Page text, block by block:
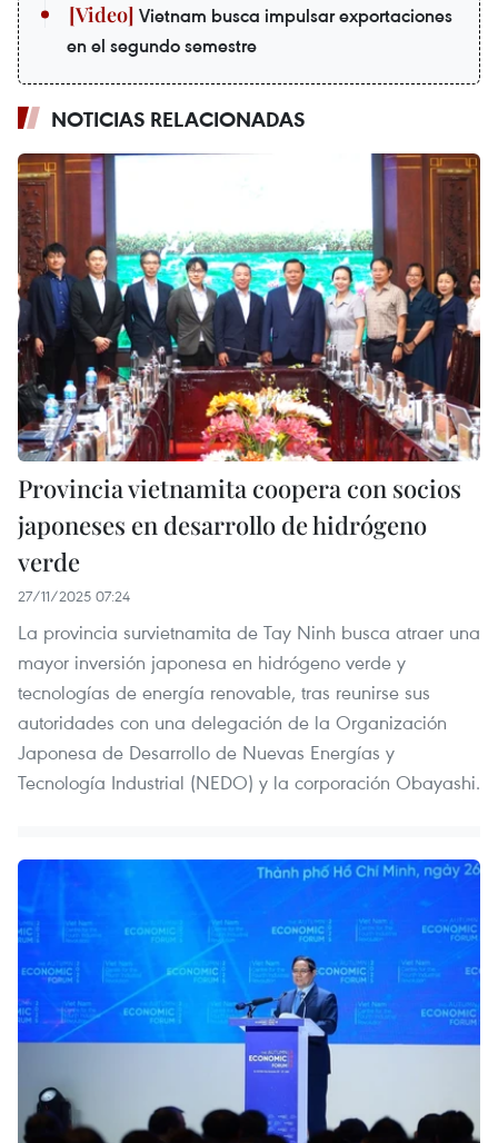
Vietnam busca impulsar exportaciones
en el segundo semestre
NOTICIAS RELACIONADAS
Provincia vietnamita coopera con socios
japoneses en desarrollo de hidrógeno
verde
27/11/2025 07:24
La provincia survietnamita de Tay Ninh busca atraer una
mayor inversión japonesa en hidrógeno verde y
tecnologías de energía renovable, tras reunirse sus
autoridades con una delegación de la Organización
Japonesa de Desarrollo de Nuevas Energías y
Tecnología Industrial (NEDO) y la corporación Obayashi.